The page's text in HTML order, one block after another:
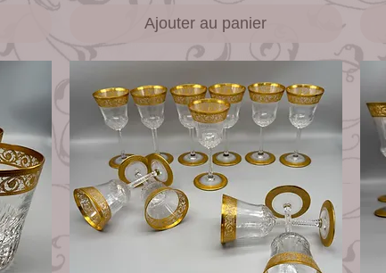
Ajouter au panier